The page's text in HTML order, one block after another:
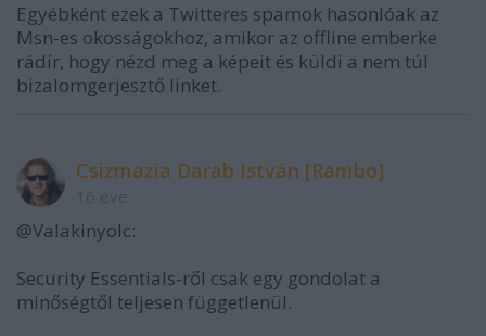
Egyébként ezek a Twitteres spamok hasonlóak az
Msn-es okosságokhoz, amikor az offline emberke
rádír, hogy nézd meg a képeit és küldi a nem túl
bizalomgerjesztő linket.
Csizmazia Darab István [Rambo]
@Valakinyolc:
Security Essentials-ről csak egy gondolat a
minőségtől teljesen függetlenül.